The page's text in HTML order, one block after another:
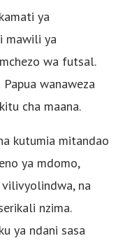
ya
mawili ya
wa futsal.
wanaweza
cha maana.
kutumia mitandao
ya mdomo,
na
nzima.
ya ndani sasa